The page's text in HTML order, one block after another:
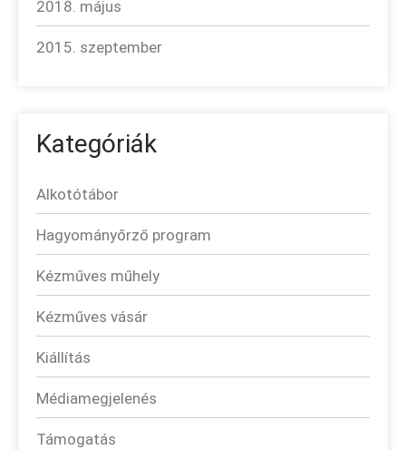
2018. május
2015. szeptember
Kategóriák
Alkotótábor
Hagyományőrző program
Kézműves műhely
Kézműves vásár
Kiállítás
Médiamegjelenés
Támogatás